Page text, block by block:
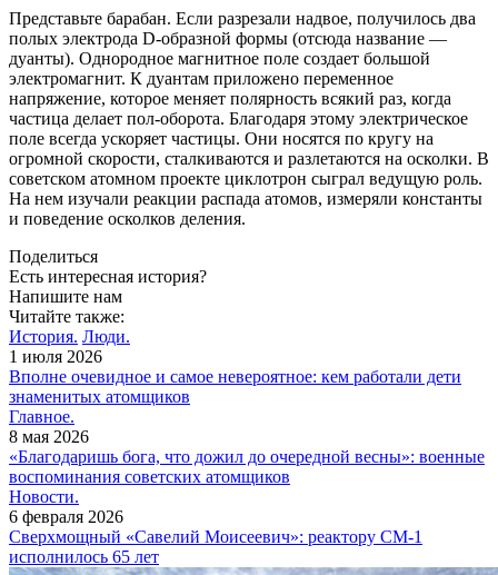
Представьте барабан. Если разрезали надвое, получилось два
полых электрода D-образной формы (отсюда название — ​
дуанты). Однородное магнитное поле создает большой
электромагнит. К дуантам приложено переменное
напряжение, которое меняет полярность всякий раз, когда
частица делает пол-оборота. Благодаря этому электрическое
поле всегда ускоряет частицы. Они носятся по кругу на
огромной скорости, сталкиваются и разлетаются на осколки. В
советском атомном проекте циклотрон сыграл ведущую роль.
На нем изучали реакции распада атомов, измеряли константы
и поведение осколков деления.
Поделиться
Есть интересная история?
Напишите нам
Читайте также:
История. Люди.
1 июля 2026
Вполне очевидное и самое невероятное: кем работали дети
знаменитых атомщиков
Главное.
8 мая 2026
«Благодаришь бога, что дожил до очередной весны»: военные
воспоминания советских атомщиков
Новости.
6 февраля 2026
Сверхмощный «Савелий Моисеевич»: реактору СМ-1
исполнилось 65 лет